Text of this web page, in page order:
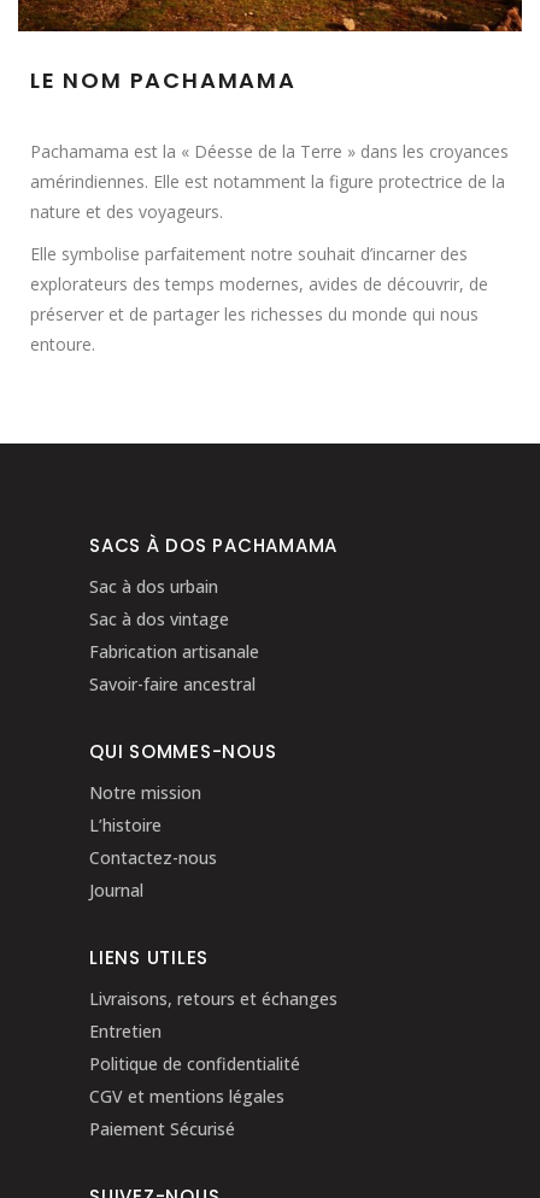
LE NOM PACHAMAMA
Pachamama est la « Déesse de la Terre » dans les croyances
amérindiennes. Elle est notamment la figure protectrice de la
nature et des voyageurs.
Elle symbolise parfaitement notre souhait d’incarner des
explorateurs des temps modernes, avides de découvrir, de
préserver et de partager les richesses du monde qui nous
entoure.
SACS À DOS PACHAMAMA
Sac à dos urbain
Sac à dos vintage
Fabrication artisanale
Savoir-faire ancestral
QUI SOMMES-NOUS
Notre mission
L’histoire
Contactez-nous
Journal
LIENS UTILES
Livraisons, retours et échanges
Entretien
Politique de confidentialité
CGV et mentions légales
Paiement Sécurisé